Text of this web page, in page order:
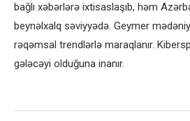
bağlı xəbərlərə ixtisaslaşıb, həm
beynəlxalq səviyyədə. Geymer
rəqəmsal trendlərlə maraqlanır.
gələcəyi olduğuna inanır.